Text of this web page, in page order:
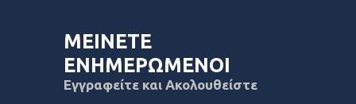
ΜΕΙΝΕΤΕ
ΕΝΗΜΕΡΩΜΕΝΟΙ
Εγγραφείτε και Ακολουθείστε